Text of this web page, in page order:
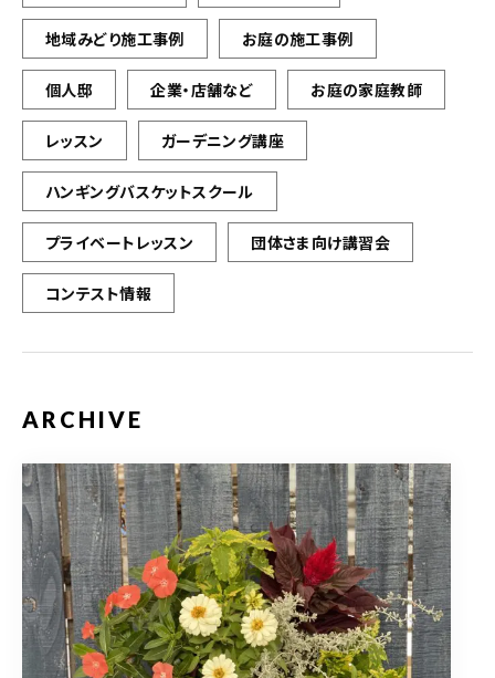
地域みどり施工事例 お庭の施工事例
個人邸 企業・店舗など お庭の家庭教師
レッスン ガーデニング講座
ハンギングバスケットスクール
プライベートレッスン 団体さま向け講習会
コンテスト情報
ARCHIVE